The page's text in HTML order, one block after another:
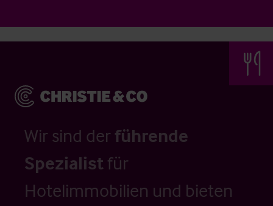
Wir sind der führende
Spezialistfür
Hotelimmobilien und bieten